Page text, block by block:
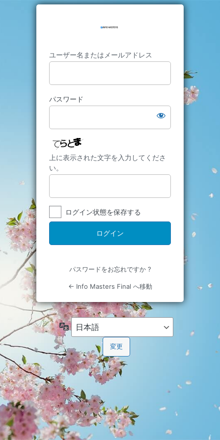
ユーザー名またはメールアドレス
パスワード
上に表示された文字を入力してくださ
い。
ログイン状態を保存する
パスワードをお忘れですか ?
← Info Masters Final へ移動
言
語